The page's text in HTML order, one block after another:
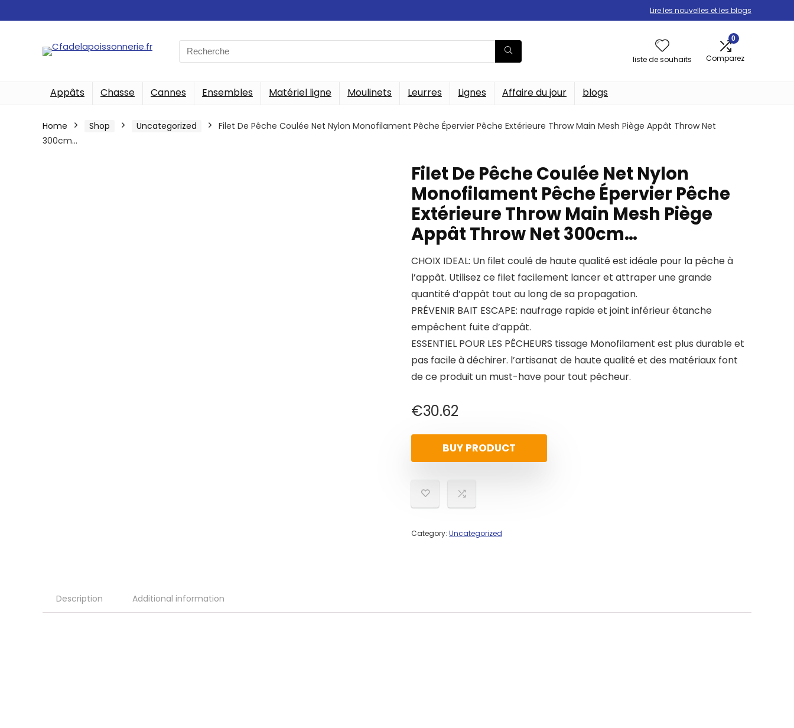
Lire les nouvelles et les blogs
Search
for:
liste de souhaits
0
Comparez
Appâts Chasse Cannes Ensembles Matériel ligne Moulinets Leurres Lignes Affaire du jour blogs
Home Shop Uncategorized
Filet De Pêche Coulée Net Nylon Monofilament Pêche Épervier Pêche Extérieure Throw Main Mesh Piège Appât Throw Net
300cm…
Filet De Pêche Coulée Net Nylon
Monofilament Pêche Épervier Pêche
Extérieure Throw Main Mesh Piège
Appât Throw Net 300cm…
CHOIX IDEAL: Un filet coulé de haute qualité est idéale pour la pêche à
l’appât. Utilisez ce filet facilement lancer et attraper une grande
quantité d’appât tout au long de sa propagation.
PRÉVENIR BAIT ESCAPE: naufrage rapide et joint inférieur étanche
empêchent fuite d’appât.
ESSENTIEL POUR LES PÊCHEURS tissage Monofilament est plus durable et
pas facile à déchirer. l’artisanat de haute qualité et des matériaux font
de ce produit un must-have pour tout pêcheur.
€30.62
BUY PRODUCT
Category: Uncategorized
Description Additional information